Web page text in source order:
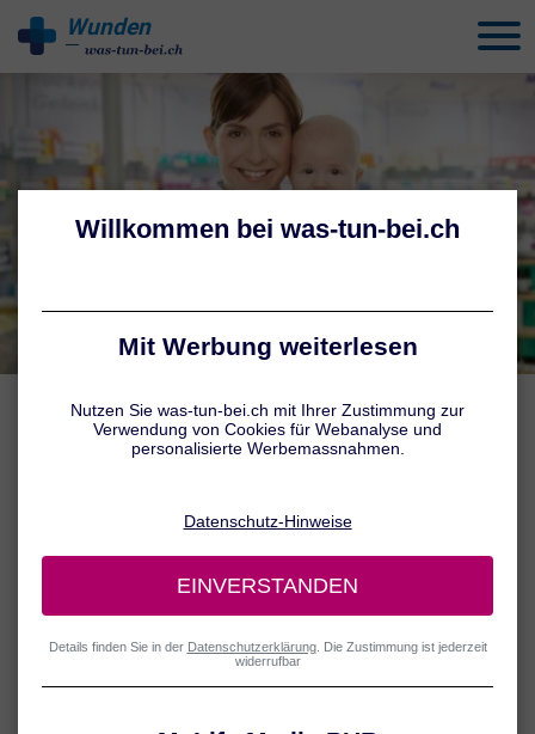
Wunden
Hilfe aus der Apotheke
Salben und Gele zur Verfügung, die die Wundheilung unterstützen
so Ihrem Baby etwas Gutes tun. Sollten sich allerdings Anzeichen
einer Hefepilz-Infektion einstellen, ist ein Arztbesuch sinnvoll.